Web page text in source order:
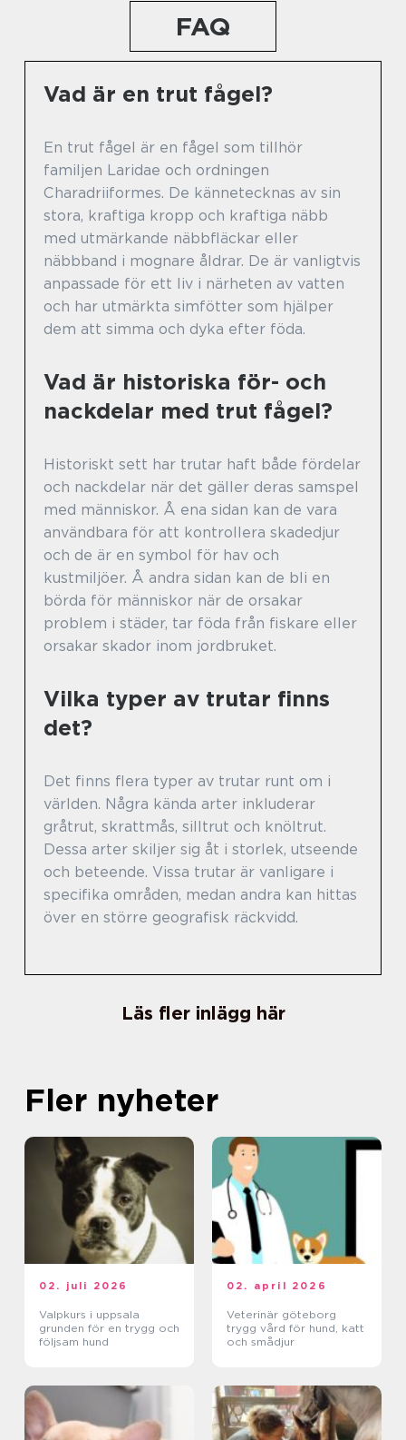
FAQ
Vad är en trut fågel?
En trut fågel är en fågel som tillhör
familjen Laridae och ordningen
Charadriiformes. De kännetecknas av sin
stora, kraftiga kropp och kraftiga näbb
med utmärkande näbbfläckar eller
näbbband i mognare åldrar. De är vanligtvis
anpassade för ett liv i närheten av vatten
och har utmärkta simfötter som hjälper
dem att simma och dyka efter föda.
Vad är historiska för- och
nackdelar med trut fågel?
Historiskt sett har trutar haft både fördelar
och nackdelar när det gäller deras samspel
med människor. Å ena sidan kan de vara
användbara för att kontrollera skadedjur
och de är en symbol för hav och
kustmiljöer. Å andra sidan kan de bli en
börda för människor när de orsakar
problem i städer, tar föda från fiskare eller
orsakar skador inom jordbruket.
Vilka typer av trutar finns
det?
Det finns flera typer av trutar runt om i
världen. Några kända arter inkluderar
gråtrut, skrattmås, silltrut och knöltrut.
Dessa arter skiljer sig åt i storlek, utseende
och beteende. Vissa trutar är vanligare i
specifika områden, medan andra kan hittas
över en större geografisk räckvidd.
Läs fler inlägg här
Fler nyheter
02. juli 2026
Valpkurs i uppsala
grunden för en trygg och
följsam hund
02. april 2026
Veterinär göteborg
trygg vård för hund, katt
och smådjur